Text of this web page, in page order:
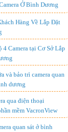
Camera tại Cơ Sở Lắp
và bảo trì camera quan
dương
qua điện thoại
mềm VacronView
quan sát ở bình
cao
CHUYÊN DỤNG,